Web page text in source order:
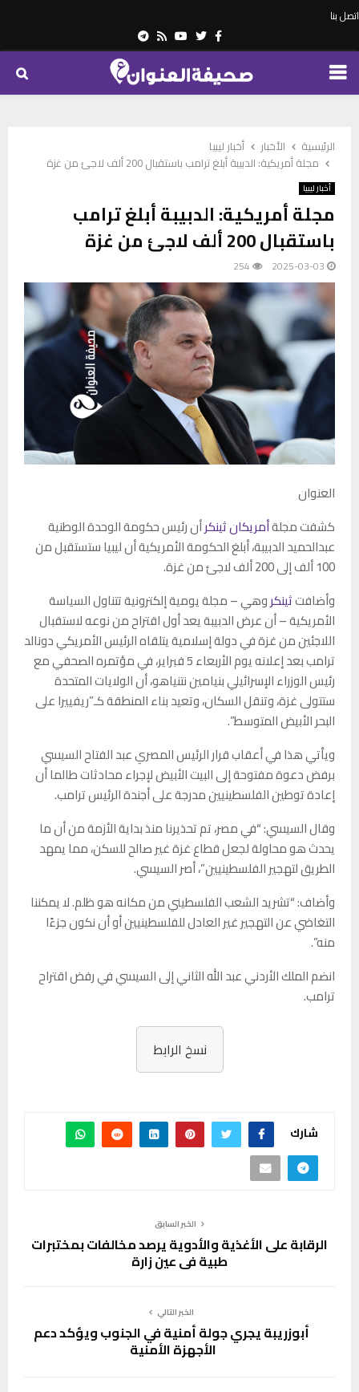
اتصل بنا
Facebook
Twitter
Youtube
Rss
Telegram
PRIMARY
الرئيسية الأخبار
أخبار ليبيا
مجلة أمريكية: الدبيبة أبلغ ترامب باستقبال 200 ألف لاجئ من غزة
أخبار ليبيا
مجلة أمريكية: الدبيبة أبلغ ترامب
باستقبال 200 ألف لاجئ من غزة
2025-03-03
254
العنوان
كشفت مجلةأمريكان ثينكرأن رئيس حكومة الوحدة الوطنية
عبدالحميد الدبيبة، أبلغ الحكومة الأمريكية أن ليبيا ستستقبل من
100 ألف إلى 200 ألف لاجئ من غزة.
وأضافتثينكروهي – مجلة يومية إلكترونية تتناول السياسة
الأمريكية – أن عرض الدبيبة يعد أول اقتراح من نوعه لاستقبال
اللاجئين من غزة في دولة إسلامية يتلقاه الرئيس الأمريكي دونالد
ترامب بعد إعلانه يوم الأربعاء 5 فبراير، في مؤتمره الصحفي مع
رئيس الوزراء الإسرائيلي بنيامين نتنياهو، أن الولايات المتحدة
ستتولى غزة، وتنقل السكان، وتعيد بناء المنطقة كـ”ريفييرا على
البحر الأبيض المتوسط”.
ويأتي هذا في أعقاب قرار الرئيس المصري عبد الفتاح السيسي
برفض دعوة مفتوحة إلى البيت الأبيض لإجراء محادثات طالما أن
إعادة توطين الفلسطينيين مدرجة على أجندة الرئيس ترامب.
وقال السيسي: “في مصر، تم تحذيرنا منذ بداية الأزمة من أن ما
يحدث هو محاولة لجعل قطاع غزة غير صالح للسكن، مما يمهد
الطريق لتهجير الفلسطينيين”، أصر السيسي.
وأضاف: “تشريد الشعب الفلسطيني من مكانه هو ظلم. لا يمكننا
التغاضي عن التهجير غير العادل للفلسطينيين أو أن نكون جزءًا
منه”.
انضم الملك الأردني عبد الله الثاني إلى السيسي في رفض اقتراح
ترامب.
نسخ الرابط
شارك
الخبر السابق
الرقابة على الأغذية والأدوية يرصد مخالفات بمختبرات
طبية في عين زارة
الخبر التالي
أبوزريبة يجري جولة أمنية في الجنوب ويؤكد دعم
الأجهزة الأمنية